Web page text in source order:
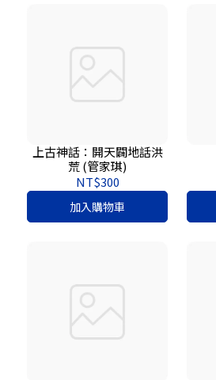
上古神話：開天闢地話洪
荒 (管家琪)
NT$300
加入購物車